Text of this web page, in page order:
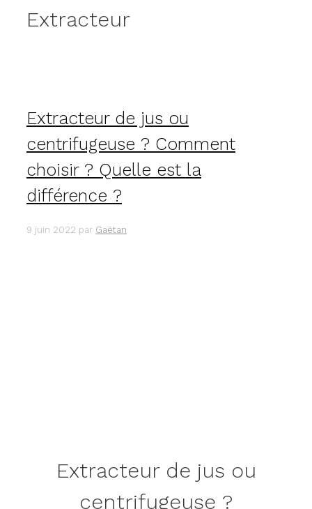
Extracteur
Extracteur de jus ou
centrifugeuse ? Comment
choisir ? Quelle est la
différence ?
9 juin 2022 par Gaëtan
Extracteur de jus ou
centrifugeuse ?